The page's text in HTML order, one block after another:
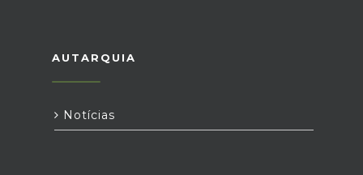
AUTARQUIA
Notícias